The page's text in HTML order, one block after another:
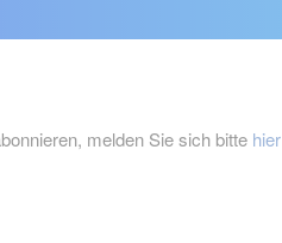
melden Sie sich bitte hier